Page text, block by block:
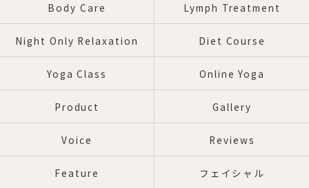
Body Care Lymph Treatment
Night Only Relaxation Diet Course
Yoga Class Online Yoga
Product Gallery
Voice Reviews
Feature フェイシャル